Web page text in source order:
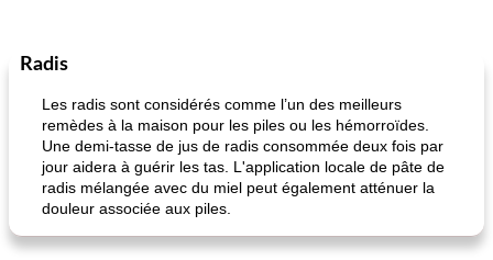
Radis
Les radis sont considérés comme l’un des meilleurs
remèdes à la maison pour les piles ou les hémorroïdes.
Une demi-tasse de jus de radis consommée deux fois par
jour aidera à guérir les tas. L'application locale de pâte de
radis mélangée avec du miel peut également atténuer la
douleur associée aux piles.